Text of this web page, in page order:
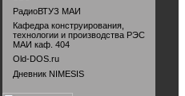
РадиоВТУЗ МАИ
Кафедра конструирования,
технологии и производства РЭС
МАИ каф. 404
Old-DOS.ru
Дневник NIMESIS